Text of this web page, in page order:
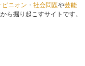
ピニオン ・ 社会問題や芸能
ら掘り起こすサイトです。